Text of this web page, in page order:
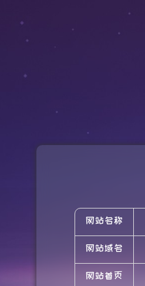
网站名称
网站域名
网站首页